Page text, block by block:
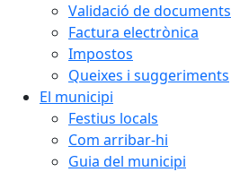
Validació de documents
Factura electrònica
Impostos
Queixes i suggeriments
El municipi
Festius locals
Com arribar-hi
Guia del municipi